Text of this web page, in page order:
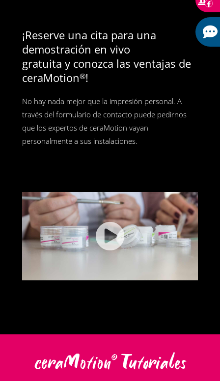
¡Reserve una cita para una
demostración en vivo
gratuita y conozca las ventajas de
ceraMotion®!
No hay nada mejor que la impresión personal. A
través del formulario de contacto puede pedirnos
que los expertos de ceraMotion vayan
personalmente a sus instalaciones.
ceraMotion®Tutoriales